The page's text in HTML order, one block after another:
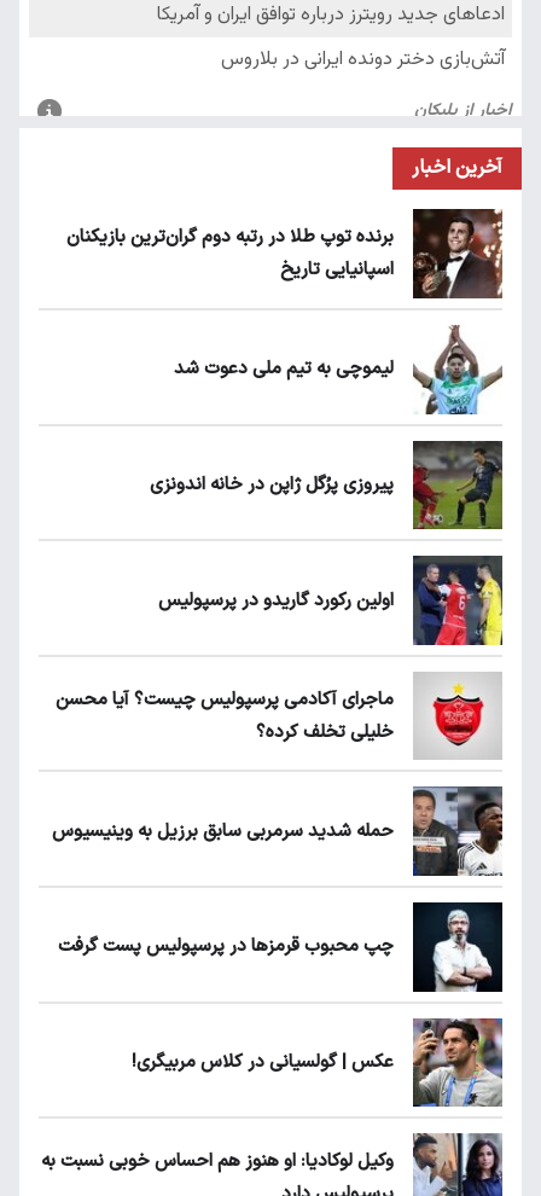
آخرین اخبار
برنده توپ طلا در رتبه دوم گران‌ترین بازیکنان
اسپانیایی تاریخ
لیموچی به تیم ملی دعوت شد
پیروزی پرُگل ژاپن در خانه اندونزی
اولین رکورد گاریدو در پرسپولیس
ماجرای آکادمی پرسپولیس چیست؟ آیا محسن
خلیلی تخلف کرده؟
حمله شدید سرمربی سابق برزیل به وینیسیوس
چپ محبوب قرمزها در پرسپولیس پست گرفت
عکس | گولسیانی در کلاس مربیگری!
وکیل لوکادیا: او هنوز هم احساس خوبی نسبت به